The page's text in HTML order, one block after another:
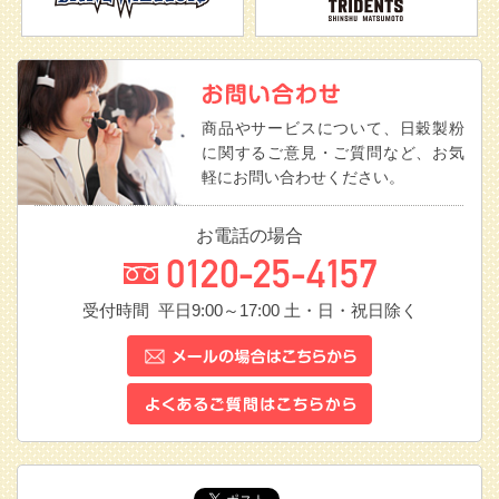
商品やサービスについて、日穀製粉
に関するご意見・ご質問など、お気
軽にお問い合わせください。
お電話の場合
受付時間 平日9:00～17:00土・日・祝日除く